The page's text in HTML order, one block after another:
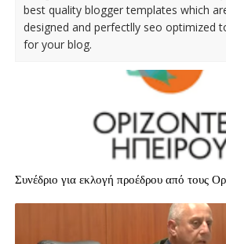
best quality blogger templates which
designed and perfectlly seo optimized
for your blog.
Συνέδριο για εκλογή προέδρου από τους